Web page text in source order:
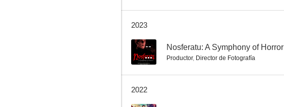
2023
-- Nosferatu: A Symphony of Horror
Productor, Director de Fotografía
2022